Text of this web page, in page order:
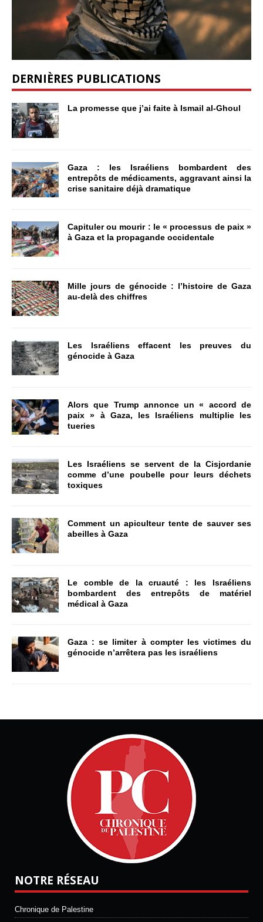
DERNIÈRES PUBLICATIONS
La promesse que j’ai faite à Ismail al-Ghoul
Gaza : les Israéliens bombardent des
entrepôts de médicaments, aggravant ainsi la
crise sanitaire déjà dramatique
Capituler ou mourir : le « processus de paix »
à Gaza et la propagande occidentale
Mille jours de génocide : l’histoire de Gaza
au-delà des chiffres
Les Israéliens effacent les preuves du
génocide à Gaza
Alors que Trump annonce un « accord de
paix » à Gaza, les Israéliens multiplie les
tueries
Les Israéliens se servent de la Cisjordanie
comme d’une poubelle pour leurs déchets
toxiques
Comment un apiculteur tente de sauver ses
abeilles à Gaza
Le comble de la cruauté : les Israéliens
bombardent des entrepôts de matériel
médical à Gaza
Gaza : se limiter à compter les victimes du
génocide n’arrêtera pas les israéliens
NOTRE RÉSEAU
Chronique de Palestine